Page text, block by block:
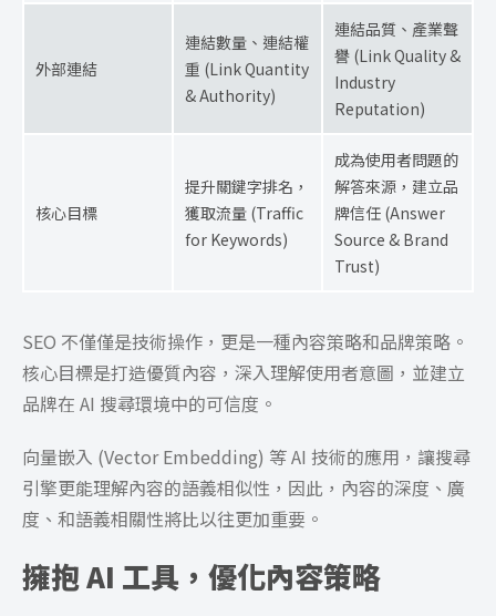
外部連結
連結數量、連結權
重 (Link Quantity
& Authority)
連結品質、產業聲
譽 (Link Quality &
Industry
Reputation)
核心目標
提升關鍵字排名，
獲取流量 (Traffic
for Keywords)
成為使用者問題的
解答來源，建立品
牌信任 (Answer
Source & Brand
Trust)
SEO 不僅僅是技術操作，更是一種內容策略和品牌策略。
核心目標是打造優質內容，深入理解使用者意圖，並建立
品牌在 AI 搜尋環境中的可信度。
向量嵌入 (Vector Embedding) 等 AI 技術的應用，讓搜尋
引擎更能理解內容的語義相似性，因此，內容的深度、廣
度、和語義相關性將比以往更加重要。
擁抱 AI 工具，優化內容策略